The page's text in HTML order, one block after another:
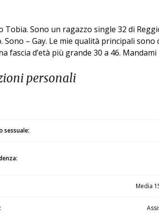
Tobia. Sono un ragazzo single 32 di
Sono – Gay. Le mie qualità principali
fascia d’età più grande 30 a 46.
personali
sessuale:
Media